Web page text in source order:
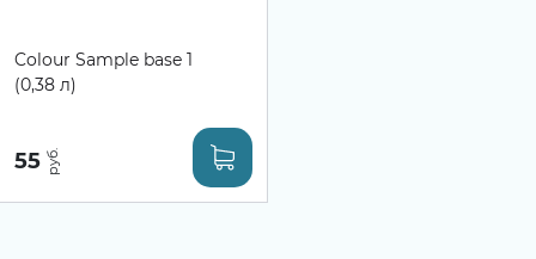
Colour Sample base 1
(0,38 л)
55